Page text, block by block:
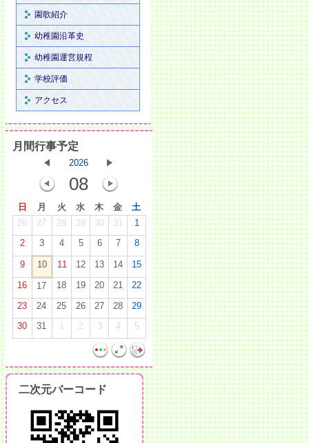
園歌紹介
幼稚園沿革史
幼稚園運営規程
学校評価
アクセス
月間行事予定
2026
08
日 月 火 水 木 金
土
26
27 28 29 30 31
1
2
3 4 5 6 7 8
9 10 11 12 13 14
15
16
17 18 19 20 21
22
23
24 25 26 27 28
29
30
31 1 2 3 4 5
二次元バーコード